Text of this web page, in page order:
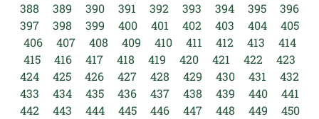
388
389 390 391 392 393 394 395
396
397
398 399 400 401 402 403 404
405
406
407 408 409 410 411 412 413
414
415
416 417 418 419 420 421 422
423
424
425 426 427 428 429 430 431
432
433
434 435 436 437 438 439 440
441
442
443 444 445 446 447 448 449
450